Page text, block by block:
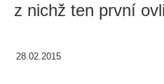
z nichž ten první
28.02.2015